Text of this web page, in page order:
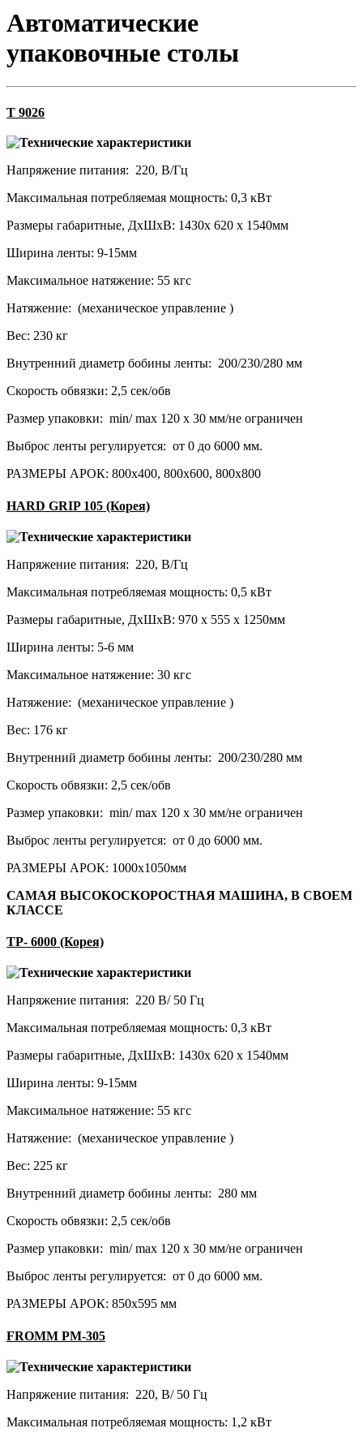
Автоматические
упаковочные столы
T 9026
Технические характеристики
Напряжение питания: 220, В/Гц
Максимальная потребляемая мощность: 0,3 кВт
Размеры габаритные, ДхШхВ: 1430х 620 х 1540мм
Ширина ленты: 9-15мм
Максимальное натяжение: 55 кгс
Натяжение: (механическое управление )
Вес: 230 кг
Внутренний диаметр бобины ленты: 200/230/280 мм
Скорость обвязки: 2,5 сек/обв
Размер упаковки: min/ max 120 х 30 мм/не ограничен
Выброс ленты регулируется: от 0 до 6000 мм.
РАЗМЕРЫ АРОК: 800х400, 800х600, 800х800
HARD GRIP 105 (Корея)
Технические характеристики
Напряжение питания: 220, В/Гц
Максимальная потребляемая мощность: 0,5 кВт
Размеры габаритные, ДхШхВ: 970 х 555 х 1250мм
Ширина ленты: 5-6 мм
Максимальное натяжение: 30 кгс
Натяжение: (механическое управление )
Вес: 176 кг
Внутренний диаметр бобины ленты: 200/230/280 мм
Скорость обвязки: 2,5 сек/обв
Размер упаковки: min/ max 120 х 30 мм/не ограничен
Выброс ленты регулируется: от 0 до 6000 мм.
РАЗМЕРЫ АРОК: 1000х1050мм
САМАЯ ВЫСОКОСКОРОСТНАЯ МАШИНА, В СВОЕМ
КЛАССЕ
ТР- 6000 (Корея)
Технические характеристики
Напряжение питания: 220 В/ 50 Гц
Максимальная потребляемая мощность: 0,3 кВт
Размеры габаритные, ДхШхВ: 1430х 620 х 1540мм
Ширина ленты: 9-15мм
Максимальное натяжение: 55 кгс
Натяжение: (механическое управление )
Вес: 225 кг
Внутренний диаметр бобины ленты: 280 мм
Скорость обвязки: 2,5 сек/обв
Размер упаковки: min/ max 120 х 30 мм/не ограничен
Выброс ленты регулируется: от 0 до 6000 мм.
РАЗМЕРЫ АРОК: 850х595 мм
FROMM РМ-305
Технические характеристики
Напряжение питания: 220, В/ 50 Гц
Максимальная потребляемая мощность: 1,2 кВт